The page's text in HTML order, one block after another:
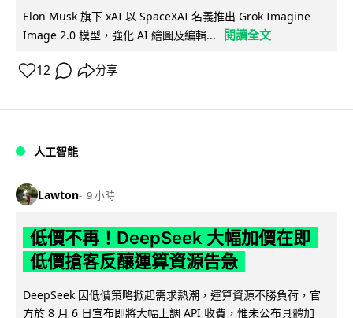
Elon Musk 旗下 xAI 以 SpaceXAI 名義推出 Grok Imagine
Image 2.0 模型，強化 AI 繪圖及編輯...
閱讀全文
12 分享
人工智能
Lawton 9 小時
低價不再！DeepSeek 大幅加價在即
低價搶客反釀運算資源告急
DeepSeek 因低價策略掀起需求熱潮，運算資源不勝負荷，官
方於 8 月 6 日宣布即將大幅上調 API 收費，惟未公布具體加